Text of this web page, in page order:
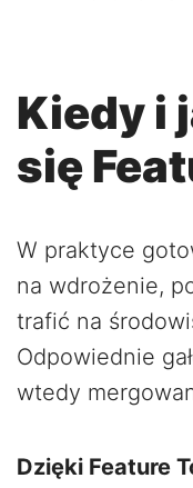
Kiedy i
się
W praktyce
na wdrożenie,
trafić na
Odpowiednie
wtedy
Dzięki Feature